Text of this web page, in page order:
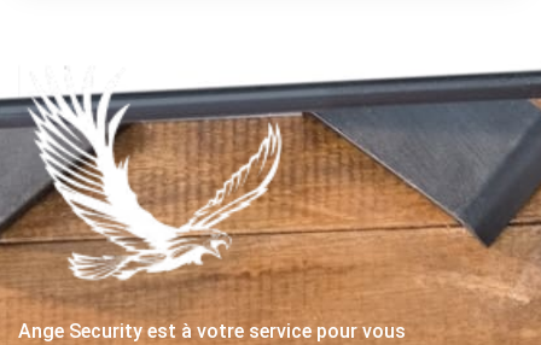
Ange Security est à votre service pour vous